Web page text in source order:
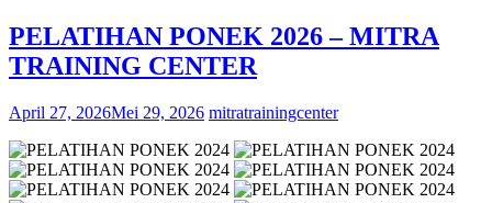
PELATIHAN PONEK 2026 – MITRA
TRAINING CENTER
April 27, 2026Mei 29, 2026 mitratrainingcenter